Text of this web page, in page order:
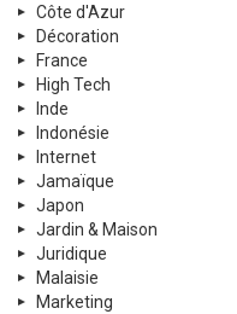
Côte d'Azur
Décoration
France
High Tech
Inde
Indonésie
Internet
Jamaïque
Japon
Jardin & Maison
Juridique
Malaisie
Marketing